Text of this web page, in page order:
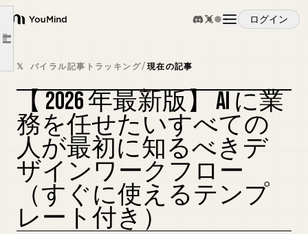
YouMind
ログイン
概要
ユースケース
スキル
プロンプト
Article outline
1. 目的を1行で決める
3. AIで方向性を複数出す
4. 人間が1案へ絞る
5. 仕上げと検証を分ける
そのまま使える依頼テンプレ
失敗するAIデザインの共通点
今日やること
関連する無料ウェビナー
𝕏 バイラル記事トラッキング/現在の記事
カバーをリミックス
【 2026 年最新版】 AI に業
務を任せたいすべての
人が最初に知るべきデ
ザインワークフロー
（すぐに使えるテンプ
レート付き）